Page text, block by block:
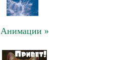
Анимации »